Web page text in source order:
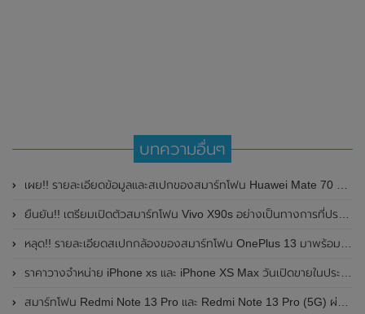
บทความอื่นๆ
เผย!! รายละเอียดข้อมูลและสเปกของสมาร์ทโฟน Huawei Mate 70 Series มาพร้อมหน้าจอแสดงผล 1.5K พิเศษ , รองรับเซ็นเซอร์สแกนลายนิ้วแบบอัลตร้าโซนิค และแบตเตอรี่ขนาดใหญ่
ยืนยัน!! เตรียมเปิดตัวสมาร์ทโฟน Vivo X90s อย่างเป็นทางการที่ประเทศจีนในวันที่ 26 มิถุนายน 2023 นี้
หลุด!! รายละเอียดสเปกกล้องของสมาร์ทโฟน OnePlus 13 มาพร้อมกล้องหลัง ความละเอียด 50MP
ราคาวางจำหน่าย iPhone xs และ iPhone XS Max วันเปิดขายในประเทศไทย
สมาร์ทโฟน Redmi Note 13 Pro และ Redmi Note 13 Pro (5G) ผ่านการรับรองจาก กสทช. ของประเทศไทยแล้ว ลุ้นเปิดตัวทั่วโลกในเร็วๆนี้